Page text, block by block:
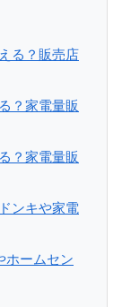
る？販売店
？家電量販
？家電量販
ンキや家電
ホームセン